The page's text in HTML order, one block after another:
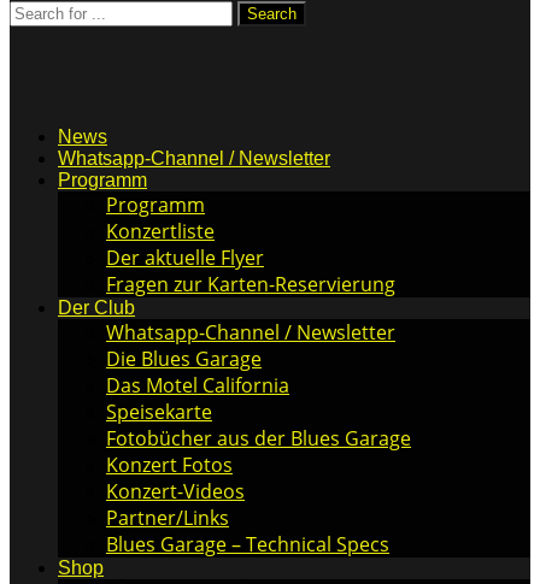
News
Whatsapp-Channel / Newsletter
Programm
Programm
Konzertliste
Der aktuelle Flyer
Fragen zur Karten-Reservierung
Der Club
Whatsapp-Channel / Newsletter
Die Blues Garage
Das Motel California
Speisekarte
Fotobücher aus der Blues Garage
Konzert Fotos
Konzert-Videos
Partner/Links
Blues Garage – Technical Specs
Shop